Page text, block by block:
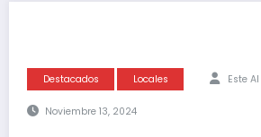
Destacados Locales Este
Noviembre 13, 2024